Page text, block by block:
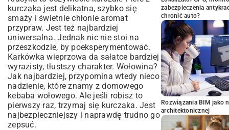
kurczaka jest delikatna, szybko się
smaży i świetnie chłonie aromat
przypraw. Jest też najbardziej
uniwersalna. Jednak nic nie stoi na
przeszkodzie, by poeksperymentować.
Karkówka wieprzowa da sałatce bardziej
wyrazisty, tłustszy charakter. Wołowina?
Jak najbardziej, przypomina wtedy nieco
nadzienie, które znamy zdomowego
kebaba wołowego. Ale jeśli robisz to
pierwszy raz, trzymaj się kurczaka. Jest
najbezpieczniejszy i naprawdę trudno go
zepsuć.
zabezpieczenia
chronić auto?
Rozwiązania BIM jako
architektonicznej